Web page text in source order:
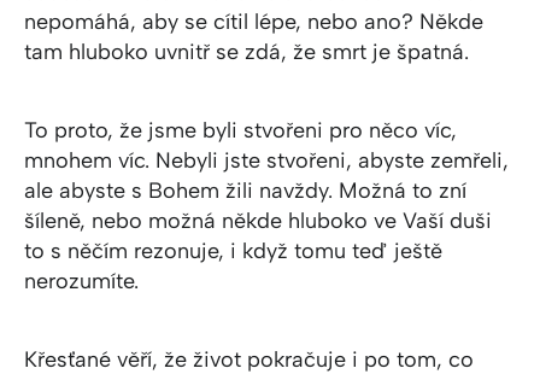
nepomáhá, aby se cítil lépe, nebo ano? Někde
tam hluboko uvnitř se zdá, že smrt je špatná.
To proto, že jsme byli stvořeni pro něco víc,
mnohem víc. Nebyli jste stvořeni, abyste zemřeli,
ale abyste s Bohem žili navždy. Možná to zní
šíleně, nebo možná někde hluboko ve Vaší duši
to s něčím rezonuje, i když tomu teď ještě
nerozumíte.
Křesťané věří, že život pokračuje i po tom, co